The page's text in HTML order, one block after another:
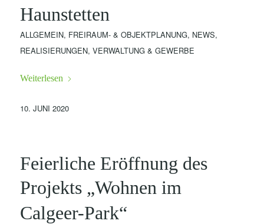
Haunstetten
ALLGEMEIN, FREIRAUM- & OBJEKTPLANUNG, NEWS,
REALISIERUNGEN, VERWALTUNG & GEWERBE
Weiterlesen
10. JUNI 2020
Feierliche Eröffnung des
Projekts „Wohnen im
Calgeer-Park“